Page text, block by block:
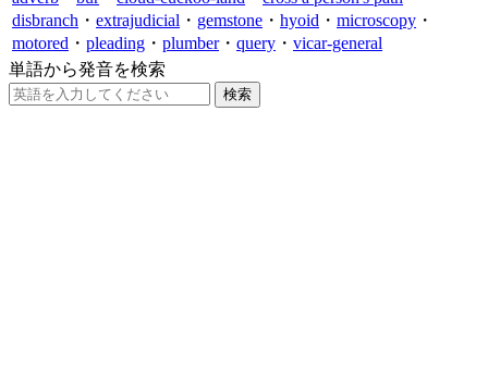
disbranch ・ extrajudicial ・ gemstone ・ hyoid ・ microscopy ・
motored ・ pleading ・ plumber・ query ・ vicar-general
単語から発音を検索